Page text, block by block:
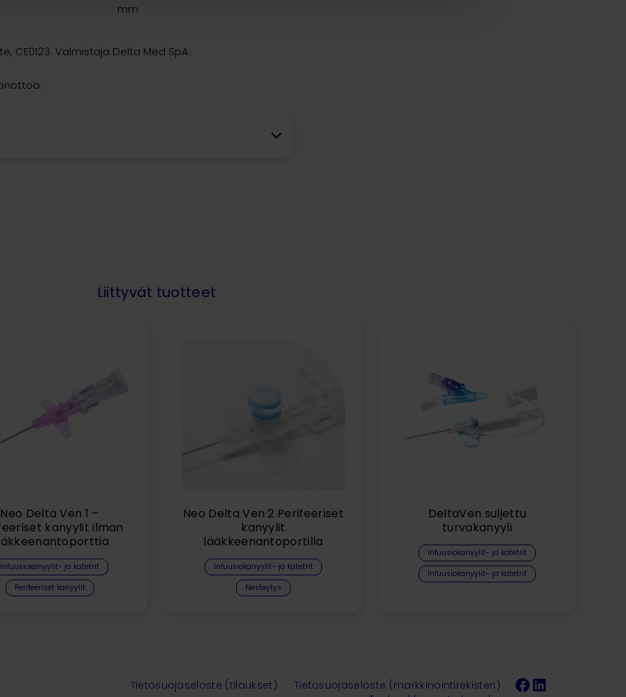
mm
CE0123. Valmistaja Delta Med SpA.
Liittyvät tuotteet
Neo Delta Ven 1 –
kanyylit ilman
Infuusiokanyylit- ja katetrit
Perifeeriset kanyylit
Neo Delta Ven 2 Perifeeriset
kanyylit
lääkkeenantoportilla
Infuusiokanyylit- ja katetrit
Nesteytys
DeltaVen suljettu
turvakanyyli
Infuusiokanyylit- ja katetrit
Infuusiokanyylit- ja katetrit
Facebook
LinkedIn
Tietosuojaseloste (tilaukset)
Tietosuojaseloste (markkinointirekisteri)